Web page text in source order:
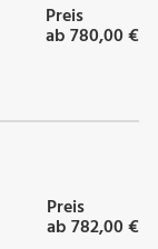
Preis
ab 780,00 €
Preis
ab 782,00 €